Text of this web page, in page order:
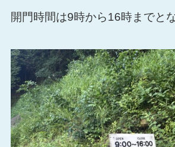
開門時間は9時から16時までと